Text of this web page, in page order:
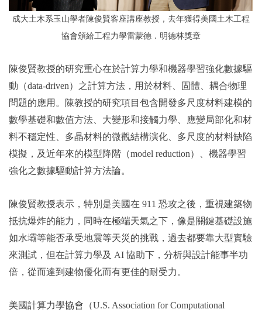
成大土木系玉山學者陳俊賢客座講座教授，去年獲得美國土木工程
協會頒給工程力學雷蒙德．明德林獎章
陳俊賢教授的研究重心在於計算力學和機器學習強化數據驅
動（data-driven）之計算方法，用於材料、固體、耦合物理
問題的應用。陳教授的研究項目包含開發多尺度材料建模的
數學基礎和數值方法、大變形和接觸力學、應變局部化和材
料不穩定性、多晶材料的微觀結構演化、多尺度的材料缺陷
模擬，及近年來的模型降階（model reduction）、機器學習
強化之數據驅動計算方法論。
陳俊賢教授表示，特別是美國在 911 恐攻之後，重視建築物
抵抗爆炸的能力，同時在極端天氣之下，像是關鍵基礎設施
如水壩等能否承受地震等天災的挑戰，過去都要靠大型實驗
來測試，但在計算力學及 AI 協助下，分析與設計能事半功
倍，從而達到建物優化而有更佳的耐受力。
美國計算力學協會（U.S. Association for Computational